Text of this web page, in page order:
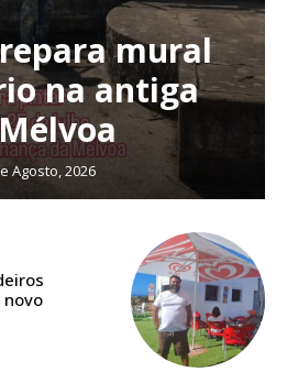
Assinatura
Cister e ajude-nos a manter este serviço
mural
na antiga
Agosto, 2026
novo